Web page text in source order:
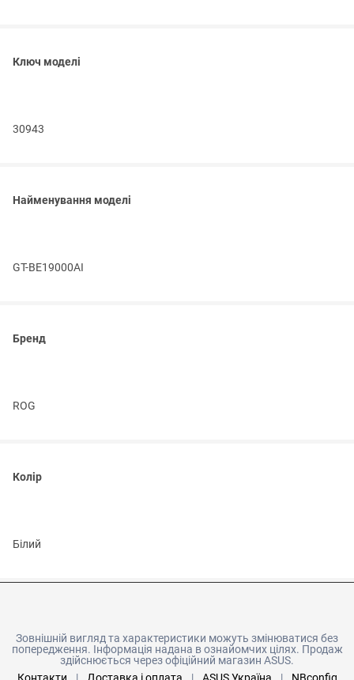
Ключ моделі
30943
Найменування моделі
GT-BE19000AI
Бренд
ROG
Колір
Білий
Зовнішній вигляд та характеристики можуть змінюватися без
попередження. Інформація надана в ознайомчих цілях. Продаж
здійснюється через офіційний магазин ASUS.